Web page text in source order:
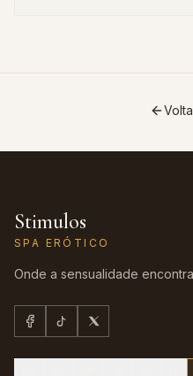
Stimulos
SPA ERÓTICO
Onde a sensualidade